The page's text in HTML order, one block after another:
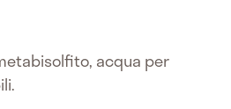
acqua per